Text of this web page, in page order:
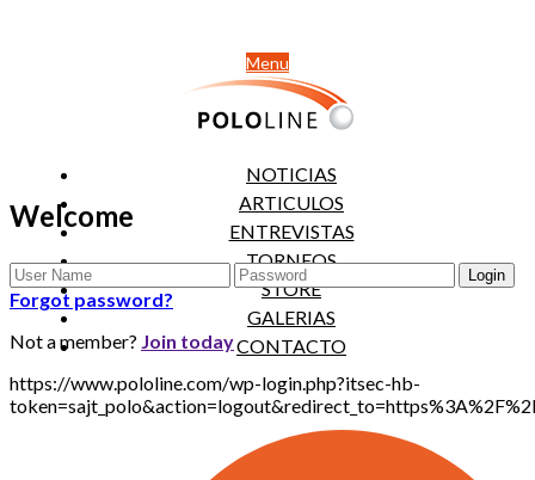
Menu
NOTICIAS
ARTICULOS
ENTREVISTAS
TORNEOS
STORE
GALERIAS
CONTACTO
Welcome
Forgot password?
Not a member? Join today
https://www.pololine.com/wp-login.php?itsec-hb-